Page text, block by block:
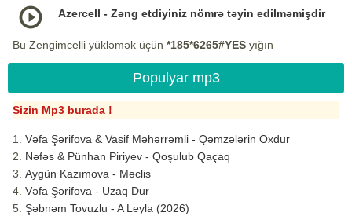
Azercell - Zəng etdiyiniz nömrə təyin edilməmişdir
Bu Zengimcelli yükləmək üçün *185*6265#YES yığın
Populyar mp3
Sizin Mp3 burada !
Vəfa Şərifova & Vasif Məhərrəmli - Qəmzələrin Oxdur
Nəfəs & Pünhan Piriyev - Qoşulub Qaçaq
Aygün Kazımova - Məclis
Vəfa Şərifova - Uzaq Dur
Şəbnəm Tovuzlu - A Leyla (2026)